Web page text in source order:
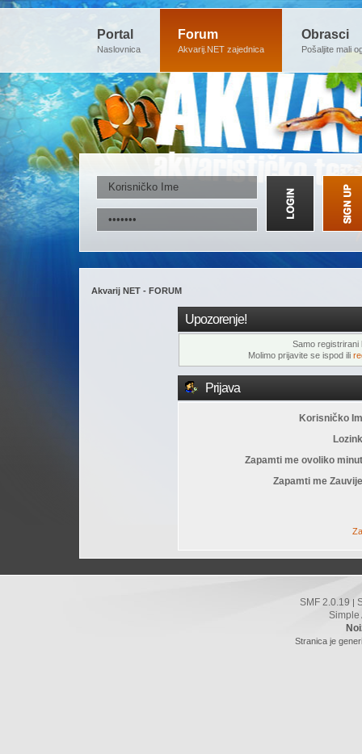
Portal
Naslovnica
Forum
Akvarij.NET zajednica
Obrasci
Pošaljite mali
Akvarij NET - FORUM
Upozorenje!
Samo registrirani
Molimo prijavite se ispod ili
Prijava
Korisničko
Zapamti me ovoliko
Zapamti me
SMF 2.0.19
Simple
Stranica je